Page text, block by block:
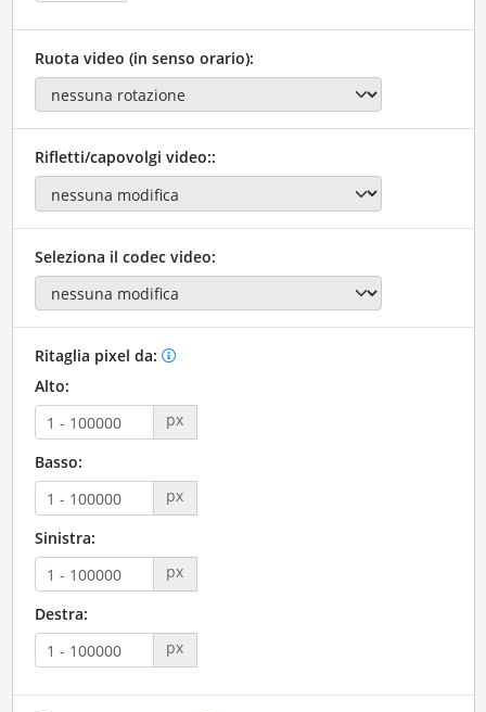
Ruota video (in senso orario):
Rifletti/capovolgi video::
Seleziona il codec video:
Ritaglia pixel da:
Alto:
px
Basso:
px
Sinistra:
px
Destra:
px